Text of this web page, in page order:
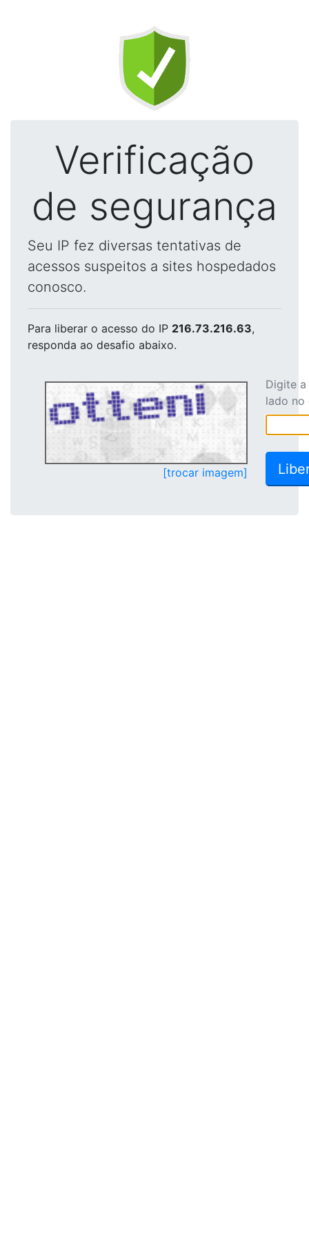
Verificação
de segurança
Seu IP fez diversas tentativas de
acessos suspeitos a sites hospedados
conosco.
Para liberar o acesso do IP 216.73.216.63,
responda ao desafio abaixo.
[trocar imagem]
Digite
lado no